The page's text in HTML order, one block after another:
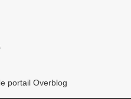
portail Overblog